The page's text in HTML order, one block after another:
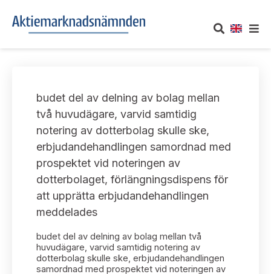
Om oss
Vårt uppdrag
Informationsgivning
Arbetssätt och jävsfrågor
Arbetsordning
UTTALANDEN
Om nämndens uttalanden
Framställningar och konsultation
Uttalanden sorterade efter publiceringsdatum
Uttalanden sorterade ämnesvis
TAKEOVER-REGLER
Takeover-regler för reglerade marknader och vissa
handelsplattformar
AKTUELLT
Nyheter och pressmeddelanden
Prenumerera
KONTAKT
Kontakt angående ansökningar och uttalanden
budet del av delning av bolag mellan
två huvudägare, varvid samtidig
notering av dotterbolag skulle ske,
erbjudandehandlingen samordnad med
prospektet vid noteringen av
dotterbolaget, förlängningsdispens för
att upprätta erbjudandehandlingen
meddelades
budet del av delning av bolag mellan två
huvudägare, varvid samtidig notering av
dotterbolag skulle ske, erbjudandehandlingen
samordnad med prospektet vid noteringen av